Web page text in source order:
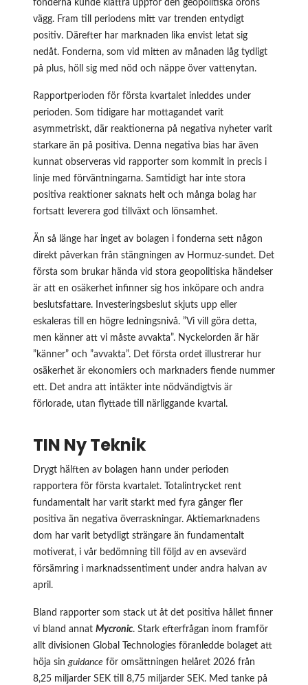
fonderna kunde klättra uppför den geopolitiska orons
vägg. Fram till periodens mitt var trenden entydigt
positiv. Därefter har marknaden lika envist letat sig
nedåt. Fonderna, som vid mitten av månaden låg tydligt
på plus, höll sig med nöd och näppe över vattenytan.
Rapportperioden för första kvartalet inleddes under
perioden. Som tidigare har mottagandet varit
asymmetriskt, där reaktionerna på negativa nyheter varit
starkare än på positiva. Denna negativa bias har även
kunnat observeras vid rapporter som kommit in precis i
linje med förväntningarna. Samtidigt har inte stora
positiva reaktioner saknats helt och många bolag har
fortsatt leverera god tillväxt och lönsamhet.
Än så länge har inget av bolagen i fonderna sett någon
direkt påverkan från stängningen av Hormuz-sundet. Det
första som brukar hända vid stora geopolitiska händelser
är att en osäkerhet infinner sig hos inköpare och andra
beslutsfattare. Investeringsbeslut skjuts upp eller
eskaleras till en högre ledningsnivå. ”Vi vill göra detta,
men känner att vi måste avvakta”. Nyckelorden är här
”känner” och ”avvakta”. Det första ordet illustrerar hur
osäkerhet är ekonomiers och marknaders fiende nummer
ett. Det andra att intäkter inte nödvändigtvis är
förlorade, utan flyttade till närliggande kvartal.
TIN Ny Teknik
Drygt hälften av bolagen hann under perioden
rapportera för första kvartalet. Totalintrycket rent
fundamentalt har varit starkt med fyra gånger fler
positiva än negativa överraskningar. Aktiemarknadens
dom har varit betydligt strängare än fundamentalt
motiverat, i vår bedömning till följd av en avsevärd
försämring i marknadssentiment under andra halvan av
april.
Bland rapporter som stack ut åt det positiva hållet finner
vi bland annat Mycronic. Stark efterfrågan inom framför
allt divisionen Global Technologies föranledde bolaget att
höja singuidance för omsättningen helåret 2026 från
8,25 miljarder SEK till 8,75 miljarder SEK. Med tanke på